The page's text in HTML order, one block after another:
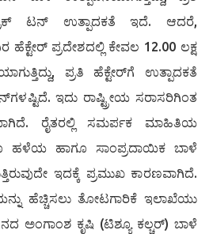
ಟನ್ ಉತ್ಪಾದಕತೆ ಇದೆ. ಆದರೆ,
ಹೆಕ್ಟೇರ್ ಪ್ರದೇಶದಲ್ಲಿ ಕೇವಲ 12.00 ಲಕ್ಷ
ಪ್ರತಿ ಹೆಕ್ಟೇರ್‌ಗೆ ಉತ್ಪಾದಕತೆ
ಇದು ರಾಷ್ಟ್ರೀಯ ಸರಾಸರಿಗಿಂತ
ರೈತರಲ್ಲಿ ಸಮರ್ಪಕ ಮಾಹಿತಿಯ
ಹಳೆಯ ಹಾಗೂ ಸಾಂಪ್ರದಾಯಿಕ ಬಾಳೆ
ಇದಕ್ಕೆ ಪ್ರಮುಖ ಕಾರಣವಾಗಿದೆ.
ಹೆಚ್ಚಿಸಲು ತೋಟಗಾರಿಕೆ ಇಲಾಖೆಯು
ಅಂಗಾಂಶ ಕೃಷಿ (ಟಿಶ್ಯೂ ಕಲ್ಚರ್) ಬಾಳೆ